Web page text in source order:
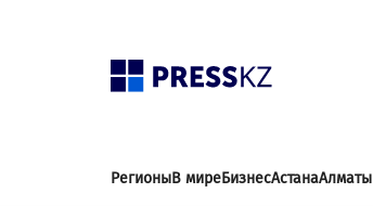
РегионыВ миреБизнесАстанаАлматы